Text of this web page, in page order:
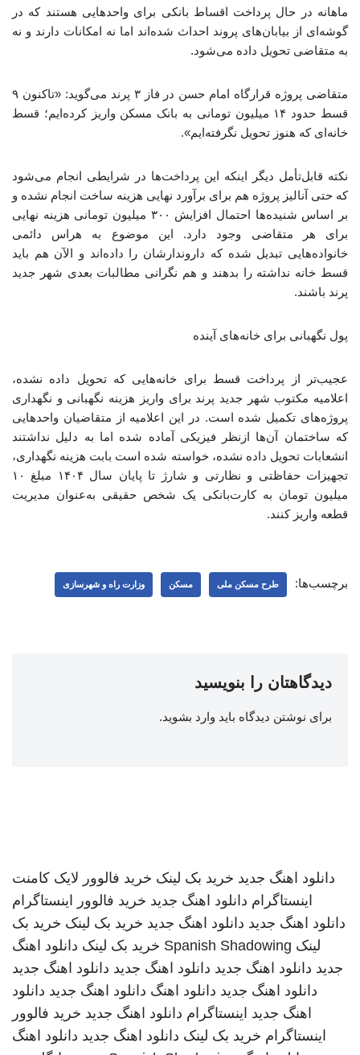
ماهانه در حال پرداخت اقساط بانکی برای واحدهایی هستند که در
گوشه‌ای از بیابان‌های پروند احداث شده‌اند اما نه امکانات دارند و نه
به متقاضی تحویل داده می‌شود.
متقاضی پروژه قرارگاه امام حسن در فاز ۳ پرند می‌گوید: «تاکنون ۹
قسط حدود ۱۴ میلیون تومانی به بانک مسکن واریز کرده‌ایم؛ قسط
خانه‌ای که هنوز تحویل نگرفته‌ایم».
نکته قابل‌تأمل دیگر اینکه این پرداخت‌ها در شرایطی انجام می‌شود
که حتی آنالیز پروژه هم برای برآورد نهایی هزینه ساخت انجام نشده و
بر اساس شنیده‌ها احتمال افزایش ۳۰۰ میلیون تومانی هزینه نهایی
برای هر متقاضی وجود دارد. این موضوع به هراس دائمی
خانواده‌هایی تبدیل شده که داروندارشان را داده‌اند و الآن هم باید
قسط خانه نداشته را بدهند و هم نگرانی مطالبات بعدی شهر جدید
پرند باشند.
پول نگهبانی برای خانه‌های آینده
عجیب‌تر از پرداخت قسط برای خانه‌هایی که تحویل داده نشده،
اعلامیه مکتوب شهر جدید پرند برای واریز هزینه نگهبانی و نگهداری
پروژه‌های تکمیل شده است. در این اعلامیه از متقاضیان واحدهایی
که ساختمان آن‌ها ازنظر فیزیکی آماده شده اما به دلیل نداشتند
انشعابات تحویل داده نشده، خواسته شده است بابت هزینه نگهداری،
تجهیزات حفاظتی و نظارتی و شارژ تا پایان سال ۱۴۰۴ مبلغ ۱۰
میلیون تومان به کارت‌بانکی یک شخص حقیقی به‌عنوان مدیریت
قطعه واریز کنند.
برچسب‌ها: طرح مسکن ملی مسکن وزارت راه و شهرسازی
دیدگاهتان را بنویسید
برای نوشتن دیدگاه باید وارد بشوید.
دانلود اهنگ جدید خرید بک لینک خرید فالوور لایک کامنت
اینستاگرام دانلود اهنگ جدید خرید فالوور اینستاگرام
دانلود اهنگ جدید دانلود اهنگ جدید خرید بک لینک خرید بک
لینک Spanish Shadowing خرید بک لینک دانلود اهنگ
جدید دانلود اهنگ جدید دانلود اهنگ جدید دانلود اهنگ جدید
دانلود اهنگ جدید دانلود اهنگ دانلود اهنگ جدید دانلود
اهنگ جدید اینستاگرام دانلود اهنگ جدید خرید فالوور
اینستاگرام خرید بک لینک دانلود اهنگ جدید دانلود اهنگ